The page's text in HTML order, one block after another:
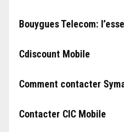
Bouygues Telecom:
Cdiscount Mobile
Comment contacter
Contacter CIC Mobile